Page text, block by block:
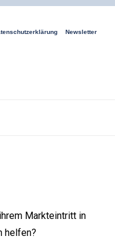
Newsletter
Markteintritt in
helfen?